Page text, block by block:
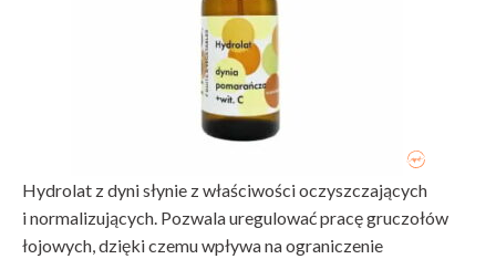
Hydrolat z dyni słynie z właściwości oczyszczających
i normalizujących. Pozwala uregulować pracę gruczołów
łojowych, dzięki czemu wpływa na ograniczenie